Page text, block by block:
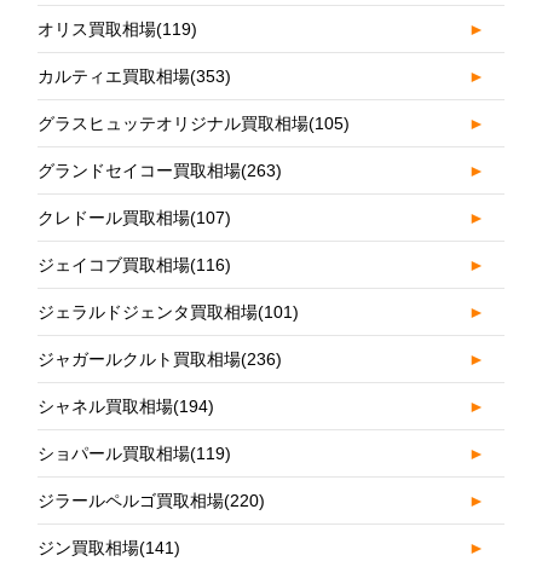
オリス買取相場(119) ►
カルティエ買取相場(353) ►
グラスヒュッテオリジナル買取相場(105) ►
グランドセイコー買取相場(263) ►
クレドール買取相場(107) ►
ジェイコブ買取相場(116) ►
ジェラルドジェンタ買取相場(101) ►
ジャガールクルト買取相場(236) ►
シャネル買取相場(194) ►
ショパール買取相場(119) ►
ジラールペルゴ買取相場(220) ►
ジン買取相場(141) ►